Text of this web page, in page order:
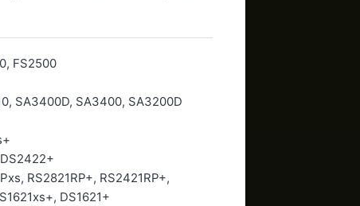
FS2500
SA3400D, SA3400, SA3200D
RS2821RP+, RS2421RP+,
DS1621+